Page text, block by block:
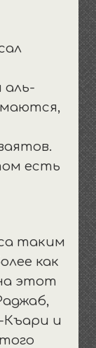
аль-
есть
таким
как
этот
Къари и